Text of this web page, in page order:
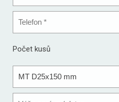
Telefon*
ks
Počet kusů
Produkt